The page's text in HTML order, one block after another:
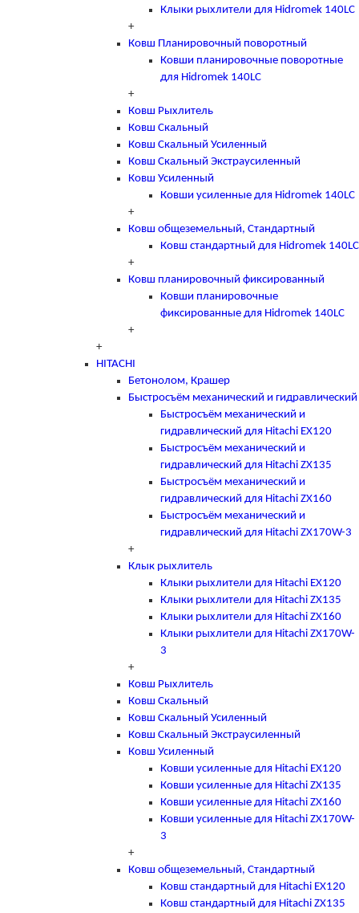
Клыки рыхлители для Hidromek 140LC
+
Ковш Планировочный поворотный
Ковши планировочные поворотные
для Hidromek 140LC
+
Ковш Рыхлитель
Ковш Скальный
Ковш Скальный Усиленный
Ковш Скальный Экстраусиленный
Ковш Усиленный
Ковши усиленные для Hidromek 140LC
+
Ковш общеземельный, Стандартный
Ковш стандартный для Hidromek 140LC
+
Ковш планировочный фиксированный
Ковши планировочные
фиксированные для Hidromek 140LC
+
+
HITACHI
Бетонолом, Крашер
Быстросъём механический и гидравлический
Быстросъём механический и
гидравлический для Hitachi EX120
Быстросъём механический и
гидравлический для Hitachi ZX135
Быстросъём механический и
гидравлический для Hitachi ZX160
Быстросъём механический и
гидравлический для Hitachi ZX170W-3
+
Клык рыхлитель
Клыки рыхлители для Hitachi EX120
Клыки рыхлители для Hitachi ZX135
Клыки рыхлители для Hitachi ZX160
Клыки рыхлители для Hitachi ZX170W-
3
+
Ковш Рыхлитель
Ковш Скальный
Ковш Скальный Усиленный
Ковш Скальный Экстраусиленный
Ковш Усиленный
Ковши усиленные для Hitachi EX120
Ковши усиленные для Hitachi ZX135
Ковши усиленные для Hitachi ZX160
Ковши усиленные для Hitachi ZX170W-
3
+
Ковш общеземельный, Стандартный
Ковш стандартный для Hitachi EX120
Ковш стандартный для Hitachi ZX135